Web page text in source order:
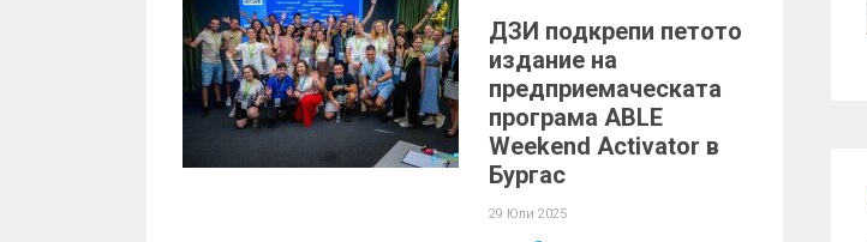
ДЗИ подкрепи петото
издание на
предприемаческата
програма ABLE
Weekend Activator в
Бургас
29 Юли 2025